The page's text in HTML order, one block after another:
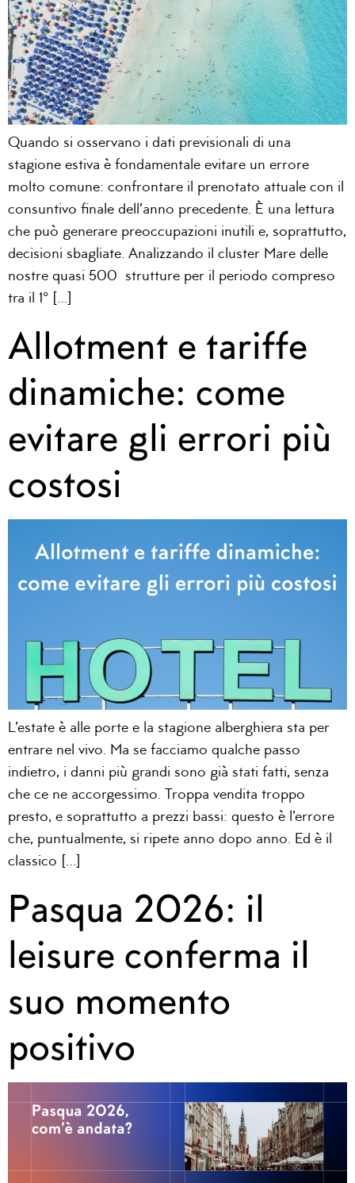
Quando si osservano i dati previsionali di una
stagione estiva è fondamentale evitare un errore
molto comune: confrontare il prenotato attuale con il
consuntivo finale dell’anno precedente. È una lettura
che può generare preoccupazioni inutili e, soprattutto,
decisioni sbagliate. Analizzando il cluster Mare delle
nostre quasi 500 strutture per il periodo compreso
tra il 1° […]
Allotment e tariffe
dinamiche: come
evitare gli errori più
costosi
L’estate è alle porte e la stagione alberghiera sta per
entrare nel vivo. Ma se facciamo qualche passo
indietro, i danni più grandi sono già stati fatti, senza
che ce ne accorgessimo. Troppa vendita troppo
presto, e soprattutto a prezzi bassi: questo è l’errore
che, puntualmente, si ripete anno dopo anno. Ed è il
classico […]
Pasqua 2026: il
leisure conferma il
suo momento
positivo